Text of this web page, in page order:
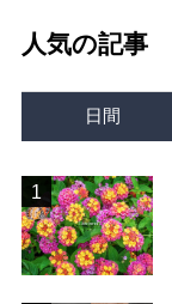
人気の記事
日間
1